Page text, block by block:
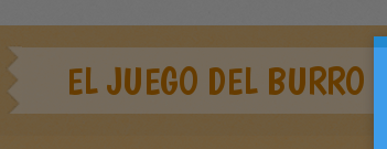
EL JUEGO DEL BURRO